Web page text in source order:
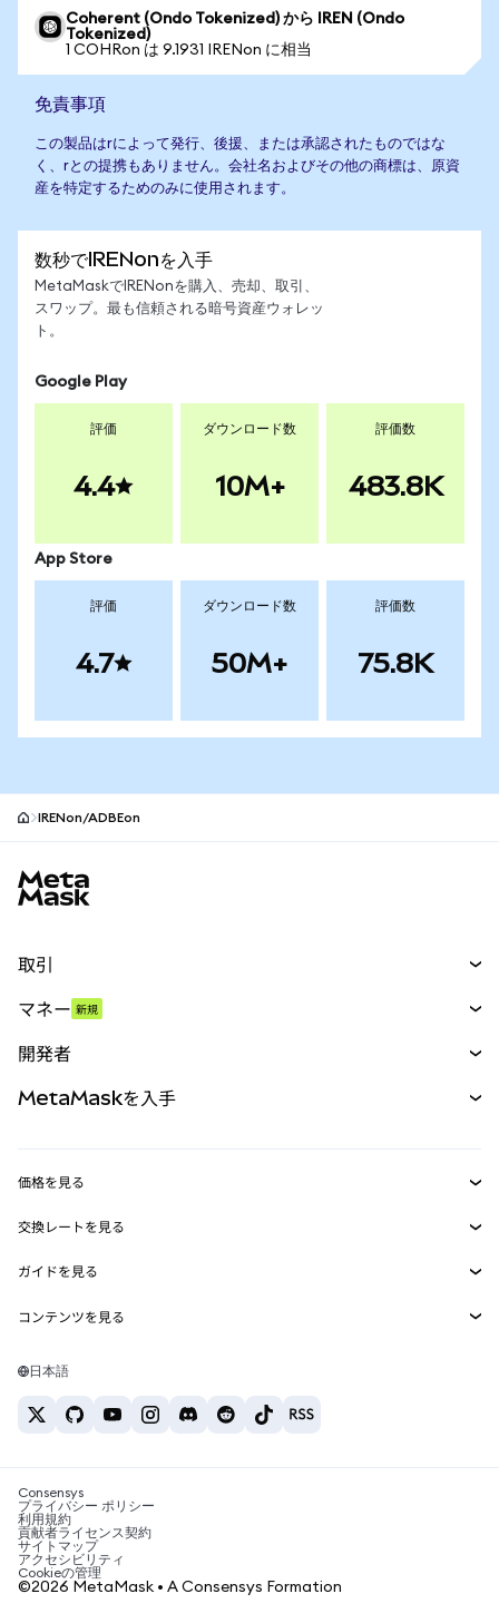
Coherent (Ondo Tokenized) から IREN (Ondo
Tokenized)
1 COHRon は 9.1931 IRENon に相当
免責事項
この製品はrによって発行、後援、または承認されたものではな
く、rとの提携もありません。会社名およびその他の商標は、原資
産を特定するためのみに使用されます。
数秒でIRENonを入手
MetaMaskでIRENonを購入、売却、取引、
スワップ。最も信頼される暗号資産ウォレッ
ト。
Google Play
評価
4.4
ダウンロード数
10M+
評価数
483.8K
App Store
評価
4.7
ダウンロード数
50M+
評価数
75.8K
IRENon/ADBEon
取引
パーペチュアル
RWA
マネー 新規
開発者
MetaMask Connect
Snaps
Web3サービス
MetaMaskを入手
セキュリティ
サポート
キャリア
お問い合わせ
価格を見る
イーサリアムの価格
Solanaの価格
Tetherの価格
交換レートを見る
ETH→USD
USDT→INR
BTC→INR
ETH→USDT
ガイドを見る
ETHの購入
USDTの購入
SHIBの購入
BNBの購入
コンテンツを見る
Solanaウォレット
税制関連ニュース
暗号資産の購入方法は？
ビットコインを売るには？
日本語
Consensys
プライバシー ポリシー
利用規約
貢献者ライセンス契約
サイトマップ
アクセシビリティ
Cookieの管理
©2026 MetaMask • A Consensys Formation